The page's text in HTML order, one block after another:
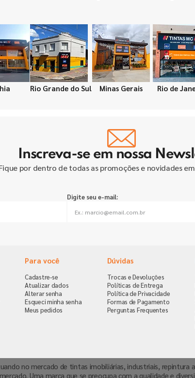
Rio Grande do Sul Minas Gerais Rio de
Inscreva-se em nossa
por dentro de todas as promoções e novidades
Digite seu e-mail:
Para você
Cadastre-se
Atualizar dados
Alterar senha
Esqueci minha senha
Meus pedidos
Dúvidas
Trocas e Devoluções
Políticas de Entrega
Política de Privacidade
Formas de Pagamento
Perguntas Frequentes
no mercado de tintas imobiliárias, industriais,
Uma marca que se preocupa com a qualidade e